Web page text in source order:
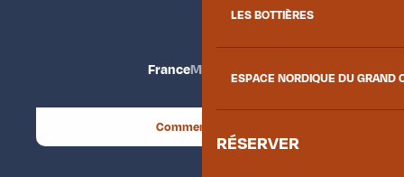
LES BOTTIÈRES
ESPACE NORDIQUE DU GRAND
RÉSERVER
FranceMaurienne
Comment venir ?